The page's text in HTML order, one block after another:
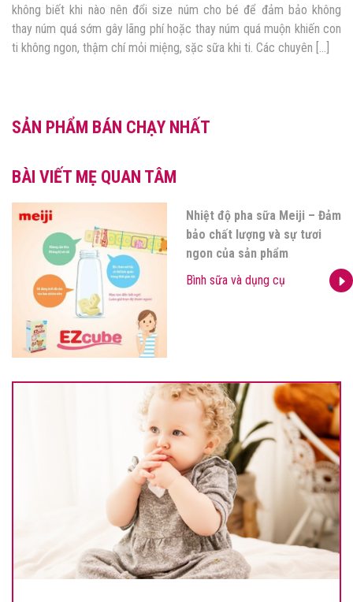
không biết khi nào nên đổi size núm cho bé để đảm bảo không
thay núm quá sớm gây lãng phí hoặc thay núm quá muộn khiến con
ti không ngon, thậm chí mỏi miệng, sặc sữa khi ti. Các chuyên […]
SẢN PHẨM BÁN CHẠY NHẤT
BÀI VIẾT MẸ QUAN TÂM
Nhiệt độ pha sữa Meiji – Đảm
bảo chất lượng và sự tươi
ngon của sản phẩm
Bình sữa và dụng cụ